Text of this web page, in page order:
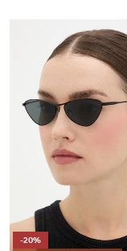
-20%